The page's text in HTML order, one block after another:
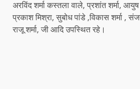
अरविंद शर्मा कस्तला वाले, प्रशांत शर्मा, आयुष
प्रकाश मिश्रा, सुबोध पांडे ,विकास शर्मा ,
राजू शर्मा, जी आदि उपस्थित रहे।